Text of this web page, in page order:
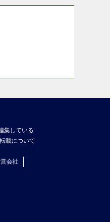
集している
載について
会社